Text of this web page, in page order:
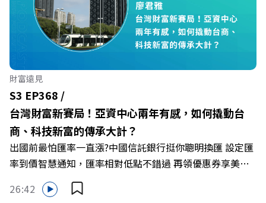
造出兼顧企業獲利與社會共好的綠色零售新契機！ 🔺如何
從單純百貨專櫃轉型為有溫度的利他平台？ 🔺最難節能的
零售業如何落實「EP100」能效倍增計畫？ 🔺成功推動育
嬰留停、男同仁樂意成家！驚豔業界的「生育代理人制度」
🔺最有人情味的文化橋梁！從社會創新到經典「日本展」的
共好實踐 主持人／遠見雜誌副社長兼遠見智庫總編輯 李建
興 與談人／遠東SOGO百貨董事長 黃晴雯 +++++ 🫧清除腦
袋的盲點，也順手理清生活的雜亂。 點開看質感養成術>>
https://gvmkt.pse.is/9al3px ✨關注《遠見》更多的社群：
LINE：https://reurl.cc/A4ELQp IG：
https://bit.ly/3AjBWNV YT：https://bit.ly/38jNi9k
Powered by Firstory Hosting
財富遠見
S3 EP368 /
台灣財富新賽局！亞資中心兩年有感，如何撬動台
商、科技新富的傳承大計？
出國前最怕匯率一直漲?中國信託銀行挺你聰明換匯 設定匯
率到價智慧通知，匯率相對低點不錯過 再領優惠券享美金
最高減3分等優惠 立即設定： https://fstry.pse.is/9d7lr7
投資外幣如幣別轉換可能產生匯兌損失，應評估涉及自身情
26:42